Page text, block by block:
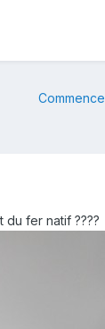
fer natif ????